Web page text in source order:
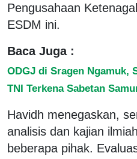
Pengusahaan
ESDM ini.
Baca Juga :
ODGJ di Sragen Ngamuk,
TNI Terkena Sabetan
Havidh menegaskan,
analisis dan kajian
beberapa pihak.